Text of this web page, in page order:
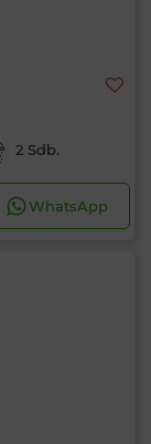
2 Sdb.
WhatsApp